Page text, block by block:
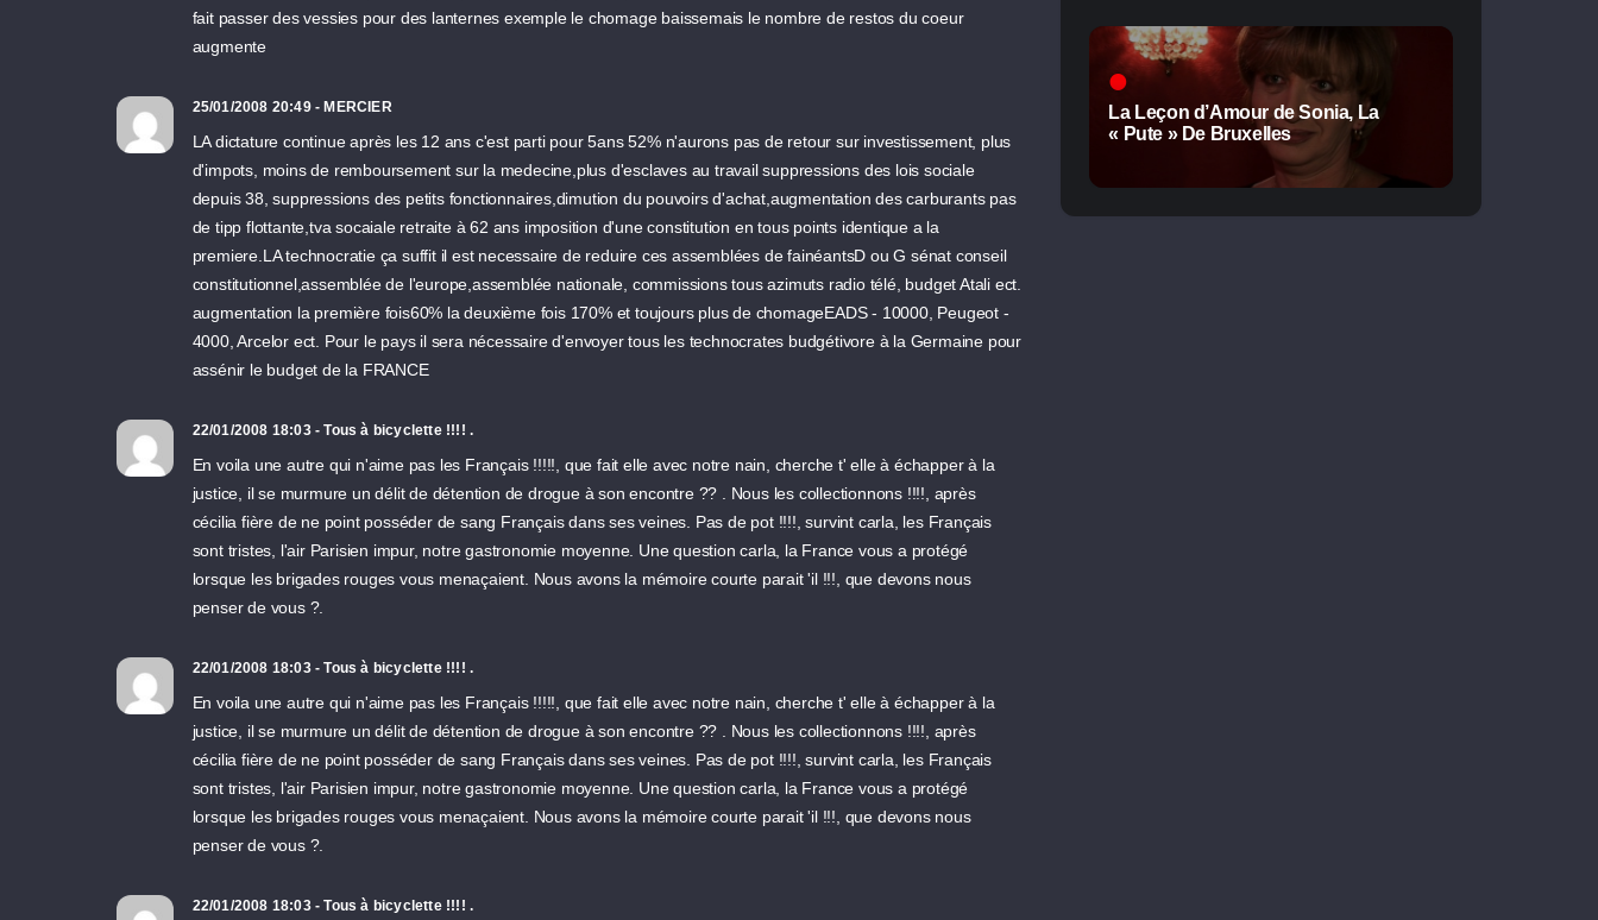
fait passer des vessies pour des lanternes exemple le chomage baissemais le nombre de restos du coeur
augmente
25/01/2008 20:49 - MERCIER
LA dictature continue après les 12 ans c'est parti pour 5ans 52% n'aurons pas de retour sur investissement, plus
d'impots, moins de remboursement sur la medecine,plus d'esclaves au travail suppressions des lois sociale
depuis 38, suppressions des petits fonctionnaires,dimution du pouvoirs d'achat,augmentation des carburants pas
de tipp flottante,tva socaiale retraite à 62 ans imposition d'une constitution en tous points identique a la
premiere.LA technocratie ça suffit il est necessaire de reduire ces assemblées de fainéantsD ou G sénat conseil
constitutionnel,assemblée de l'europe,assemblée nationale, commissions tous azimuts radio télé, budget Atali ect.
augmentation la première fois60% la deuxième fois 170% et toujours plus de chomageEADS - 10000, Peugeot -
4000, Arcelor ect. Pour le pays il sera nécessaire d'envoyer tous les technocrates budgétivore à la Germaine pour
assénir le budget de la FRANCE
22/01/2008 18:03 - Tous à bicyclette !!!! .
En voila une autre qui n'aime pas les Français !!!!!, que fait elle avec notre nain, cherche t' elle à échapper à la
justice, il se murmure un délit de détention de drogue à son encontre ?? . Nous les collectionnons !!!!, après
cécilia fière de ne point posséder de sang Français dans ses veines. Pas de pot !!!!, survint carla, les Français
sont tristes, l'air Parisien impur, notre gastronomie moyenne. Une question carla, la France vous a protégé
lorsque les brigades rouges vous menaçaient. Nous avons la mémoire courte parait 'il !!!, que devons nous
penser de vous ?.
22/01/2008 18:03 - Tous à bicyclette !!!! .
En voila une autre qui n'aime pas les Français !!!!!, que fait elle avec notre nain, cherche t' elle à échapper à la
justice, il se murmure un délit de détention de drogue à son encontre ?? . Nous les collectionnons !!!!, après
cécilia fière de ne point posséder de sang Français dans ses veines. Pas de pot !!!!, survint carla, les Français
sont tristes, l'air Parisien impur, notre gastronomie moyenne. Une question carla, la France vous a protégé
lorsque les brigades rouges vous menaçaient. Nous avons la mémoire courte parait 'il !!!, que devons nous
penser de vous ?.
22/01/2008 18:03 - Tous à bicyclette !!!! .
La Leçon d’Amour de Sonia, La
« Pute » De Bruxelles